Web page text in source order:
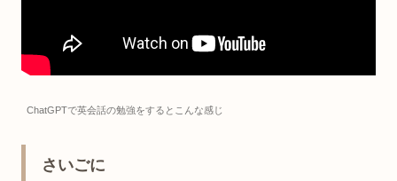
ChatGPTで英会話の勉強をするとこんな感じ
さいごに